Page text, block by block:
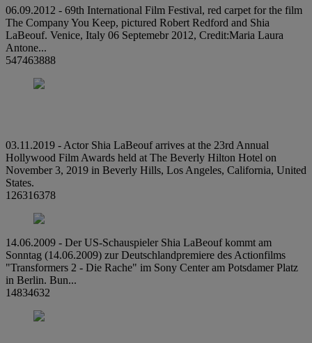
06.09.2012 - 69th International Film Festival, red carpet for the film
The Company You Keep, pictured Robert Redford and Shia
LaBeouf. Venice, Italy 06 Septemebr 2012, Credit:Maria Laura
Antone...
547463888
03.11.2019 - Actor Shia LaBeouf arrives at the 23rd Annual
Hollywood Film Awards held at The Beverly Hilton Hotel on
November 3, 2019 in Beverly Hills, Los Angeles, California, United
States.
126316378
14.06.2009 - Der US-Schauspieler Shia LaBeouf kommt am
Sonntag (14.06.2009) zur Deutschlandpremiere des Actionfilms
"Transformers 2 - Die Rache" im Sony Center am Potsdamer Platz
in Berlin. Bun...
14834632